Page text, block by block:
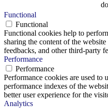
Functional
Functional
Functional cookies help to
sharing the content of the
feedbacks, and other third-party
Performance
Performance
Performance cookies are used to
performance indexes of the
better user experience for the
Analytics